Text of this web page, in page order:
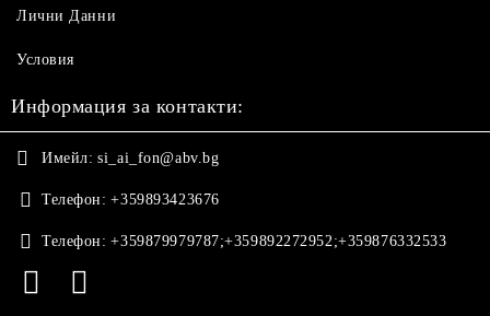
Лични Данни
Условия
Информация за контакти:
Имейл: si_ai_fon@abv.bg
Телефон: +359893423676
Телефон: +359879979787;+359892272952;+359876332533